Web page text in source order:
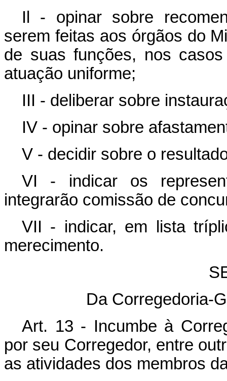
Il - opinar sobre
serem feitas aos órgãos do
de suas funções, nos
atuação uniforme;
III - deliberar sobre
IV - opinar sobre
V - decidir sobre o
VI - indicar os
integrarão comissão de
VII - indicar, em lista
merecimento.
Da Corregedoria-
Art. 13 - Incumbe à
por seu Corregedor, entre
as atividades dos membros